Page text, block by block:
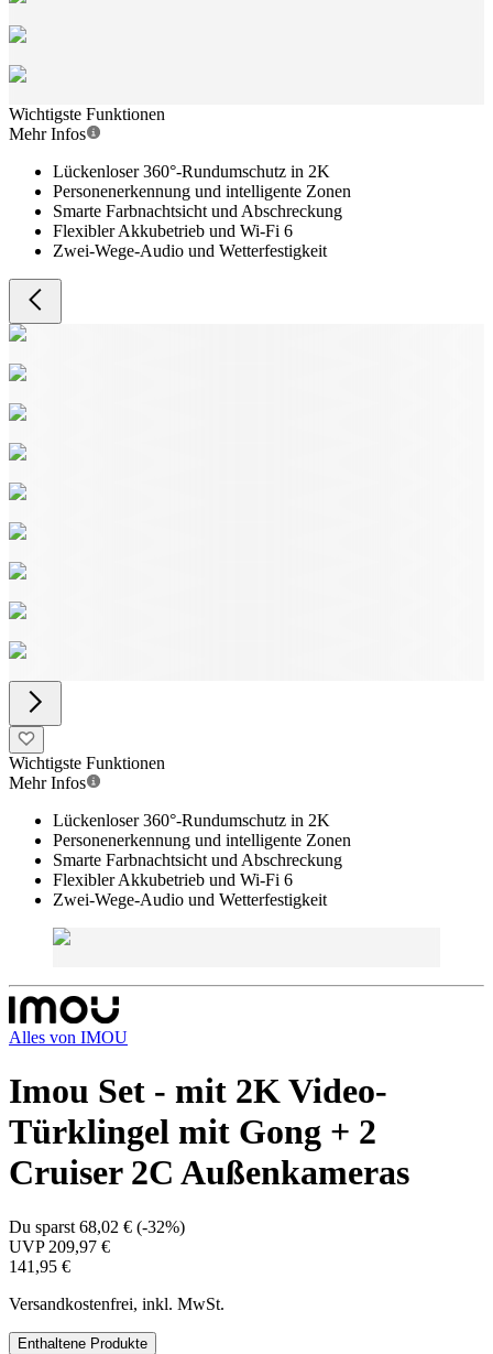
Wichtigste Funktionen
Mehr Infos
Lückenloser 360°-Rundumschutz in 2K
Personenerkennung und intelligente Zonen
Smarte Farbnachtsicht und Abschreckung
Flexibler Akkubetrieb und Wi-Fi 6
Zwei-Wege-Audio und Wetterfestigkeit
Wichtigste Funktionen
Mehr Infos
Lückenloser 360°-Rundumschutz in 2K
Personenerkennung und intelligente Zonen
Smarte Farbnachtsicht und Abschreckung
Flexibler Akkubetrieb und Wi-Fi 6
Zwei-Wege-Audio und Wetterfestigkeit
Alles von IMOU
Imou Set - mit 2K Video-
Türklingel mit Gong + 2
Cruiser 2C Außenkameras
Du sparst 68,02 € (-32%)
UVP 209,97 €
141,95 €
Versandkostenfrei, inkl. MwSt.
Enthaltene Produkte